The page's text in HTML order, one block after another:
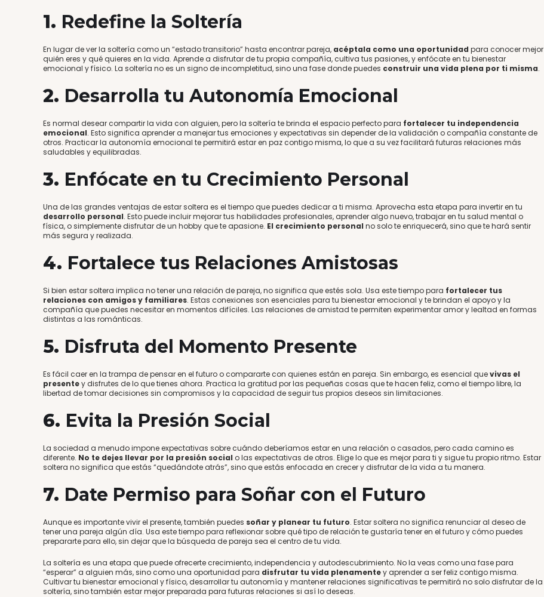
1. Redefine la Soltería
En lugar de ver la soltería como un “estado transitorio” hasta encontrar pareja, acéptala como una oportunidad para conocer mejor
quién eres y qué quieres en la vida. Aprende a disfrutar de tu propia compañía, cultiva tus pasiones, y enfócate en tu bienestar
emocional y físico. La soltería no es un signo de incompletitud, sino una fase donde puedes construir una vida plena por ti misma.
2. Desarrolla tu Autonomía Emocional
Es normal desear compartir la vida con alguien, pero la soltería te brinda el espacio perfecto para fortalecer tu independencia
emocional. Esto significa aprender a manejar tus emociones y expectativas sin depender de la validación o compañía constante de
otros. Practicar la autonomía emocional te permitirá estar en paz contigo misma, lo que a su vez facilitará futuras relaciones más
saludables y equilibradas.
3. Enfócate en tu Crecimiento Personal
Una de las grandes ventajas de estar soltera es el tiempo que puedes dedicar a ti misma. Aprovecha esta etapa para invertir en tu
desarrollo personal. Esto puede incluir mejorar tus habilidades profesionales, aprender algo nuevo, trabajar en tu salud mental o
física, o simplemente disfrutar de un hobby que te apasione. El crecimiento personal no solo te enriquecerá, sino que te hará sentir
más segura y realizada.
4. Fortalece tus Relaciones Amistosas
Si bien estar soltera implica no tener una relación de pareja, no significa que estés sola. Usa este tiempo para fortalecer tus
relaciones con amigos y familiares. Estas conexiones son esenciales para tu bienestar emocional y te brindan el apoyo y la
compañía que puedes necesitar en momentos difíciles. Las relaciones de amistad te permiten experimentar amor y lealtad en formas
distintas a las románticas.
5. Disfruta del Momento Presente
Es fácil caer en la trampa de pensar en el futuro o compararte con quienes están en pareja. Sin embargo, es esencial quevivas el
presentey disfrutes de lo que tienes ahora. Practica la gratitud por las pequeñas cosas que te hacen feliz, como el tiempo libre, la
libertad de tomar decisiones sin compromisos y la capacidad de seguir tus propios deseos sin limitaciones.
6. Evita la Presión Social
La sociedad a menudo impone expectativas sobre cuándo deberíamos estar en una relación o casados, pero cada camino es
diferente. No te dejes llevar por la presión social o las expectativas de otros. Elige lo que es mejor para ti y sigue tu propio ritmo. Estar
soltera no significa que estás “quedándote atrás”, sino que estás enfocada en crecer y disfrutar de la vida a tu manera.
7. Date Permiso para Soñar con el Futuro
Aunque es importante vivir el presente, también puedes soñar y planear tu futuro. Estar soltera no significa renunciar al deseo de
tener una pareja algún día. Usa este tiempo para reflexionar sobre qué tipo de relación te gustaría tener en el futuro y cómo puedes
prepararte para ello, sin dejar que la búsqueda de pareja sea el centro de tu vida.
La soltería es una etapa que puede ofrecerte crecimiento, independencia y autodescubrimiento. No la veas como una fase para
“esperar” a alguien más, sino como una oportunidad para disfrutar tu vida plenamentey aprender a ser feliz contigo misma.
Cultivar tu bienestar emocional y físico, desarrollar tu autonomía y mantener relaciones significativas te permitirá no solo disfrutar de la
soltería, sino también estar mejor preparada para futuras relaciones si así lo deseas.